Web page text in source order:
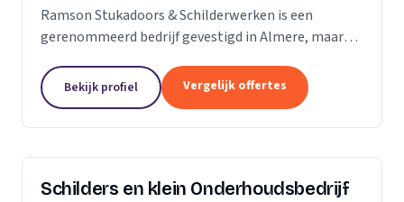
Ramson Stukadoors & Schilderwerken is een
gerenommeerd bedrijf gevestigd in Almere, maar
Of u nu in Amsterdam, Harderwijk, Amersfoort of
elders...
Bekijk profiel Vergelijk offertes
Schilders en klein Onderhoudsbedrijf